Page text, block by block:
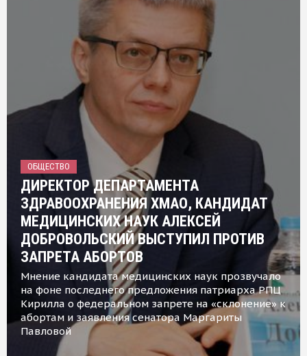
ОБЩЕСТВО
ДИРЕКТОР ДЕПАРТАМЕНТА
ЗДРАВООХРАНЕНИЯ ХМАО, КАНДИДАТ
МЕДИЦИНСКИХ НАУК АЛЕКСЕЙ
ДОБРОВОЛЬСКИЙ ВЫСТУПИЛ ПРОТИВ
ЗАПРЕТА АБОРТОВ
Мнение кандидата медицинских наук прозвучало
на фоне последнего предложения патриарха РПЦ
Кирилла о федеральном запрете на «склонение» к
абортам и заявления сенатора Маргариты
Павловой